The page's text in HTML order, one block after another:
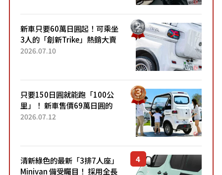
新車只要60萬日圓起！可乘坐
3人的「創新Trike」熱銷大賣
成為人氣車款！「養車成本真
2026.07.10
只要150日圓就能跑「100公
里」！ 新車售價69萬日圓的
「3人座」Trike大受歡迎！ 順
2026.07.12
清新綠色的最新「3排7人座」
Minivan 備受矚目！ 採用全長